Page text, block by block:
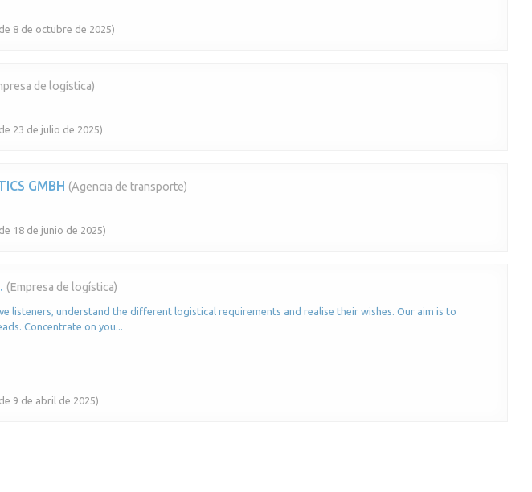
8 de octubre de 2025)
de logística)
23 de julio de 2025)
GMBH (Agencia de transporte)
18 de junio de 2025)
(Empresa de logística)
listeners, understand the different logistical requirements and realise their wishes. Our aim is to
Concentrate on you...
9 de abril de 2025)